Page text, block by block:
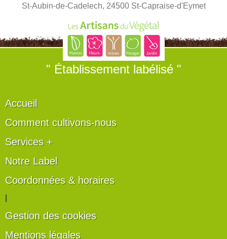
St-Aubin-de-Cadelech, 24500 St-Capraise-d'Eymet
" Établissement labélisé "
Accueil
Comment cultivons-nous
Services +
Notre Label
Coordonnées & horaires
Gestion des cookies
Mentions légales